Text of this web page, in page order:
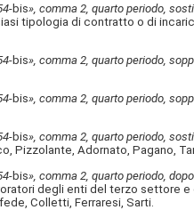
bis», comma 2, quarto periodo,
tipologia di contratto o di
bis», comma 2, quarto periodo,
bis», comma 2, quarto periodo,
bis», comma 2, quarto periodo,
Pizzolante, Adornato, Pagano,
bis», comma 2, quarto periodo,
degli enti del terzo settore
Colletti, Ferraresi, Sarti.